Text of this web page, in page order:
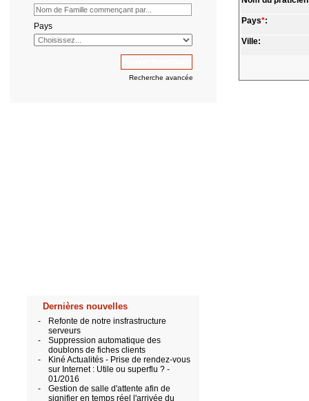
Pays
Recherche avancée
Dernières nouvelles
-
Refonte de notre insfrastructure
serveurs
-
Suppression automatique des
doublons de fiches clients
-
Kiné Actualités - Prise de rendez-vous
sur Internet : Utile ou superflu ? -
01/2016
-
Gestion de salle d'attente afin de
signifier en temps réel l'arrivée du
Pays*:
Ville: